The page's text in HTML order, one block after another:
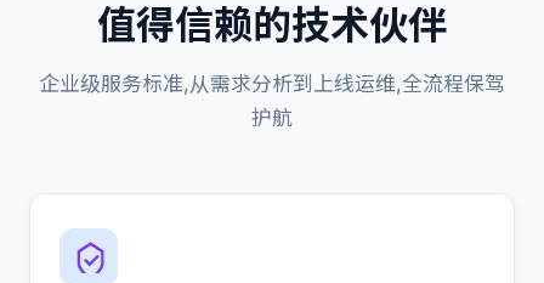
值得信赖的技术伙伴
企业级服务标准,从需求分析到上线运维,全流程保驾
护航